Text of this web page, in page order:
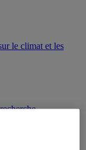
le climat et les